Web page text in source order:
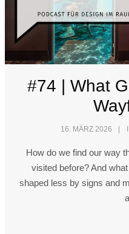
#74 | What
16. MÄRZ 2026
How do we find our way
visited before? And
shaped less by signs and